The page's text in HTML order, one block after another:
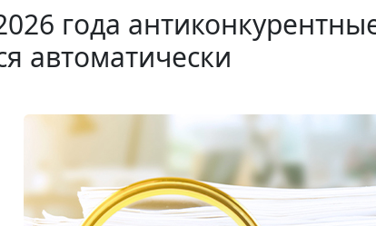
года
автоматически